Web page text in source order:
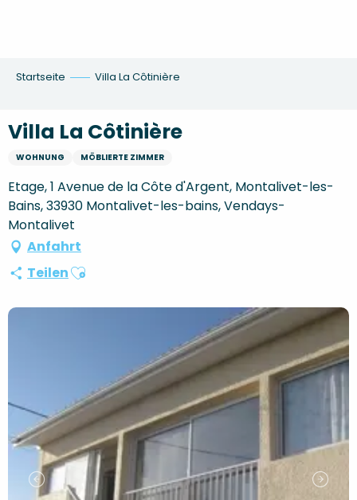
Startseite Villa La Côtinière
Villa La Côtinière
WOHNUNG MÖBLIERTE ZIMMER
Etage, 1 Avenue de la Côte d'Argent, Montalivet-les-
Bains, 33930 Montalivet-les-bains, Vendays-
Montalivet
Anfahrt
TeilenAjouter aux favoris